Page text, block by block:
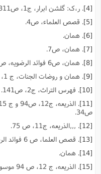
. ر،ک: گلشن ابرار، ج1، ص311.
. قصص العلماء، ص4.
. همان.
. همان، ص7.
. همان، ص6 فوائد الرضویه، ص9، الذریعه، ج11، ص188 و ج 9، ص 99.
. همان و روضات الجنات، ج 1، ص 38..
. فهرس التراث، ج2، ص141.
ص34.
. ,,,الذریعه، ج11، ص 75.
. قصص العلما، ص 6 فوائد الرضویه، ص 9 الذریعه، ج 11، ص 188.
. همان.
. الذریعه، ج 12، ص 94 موسوعة طبقات الفقهاء، ج 13، ص 34.